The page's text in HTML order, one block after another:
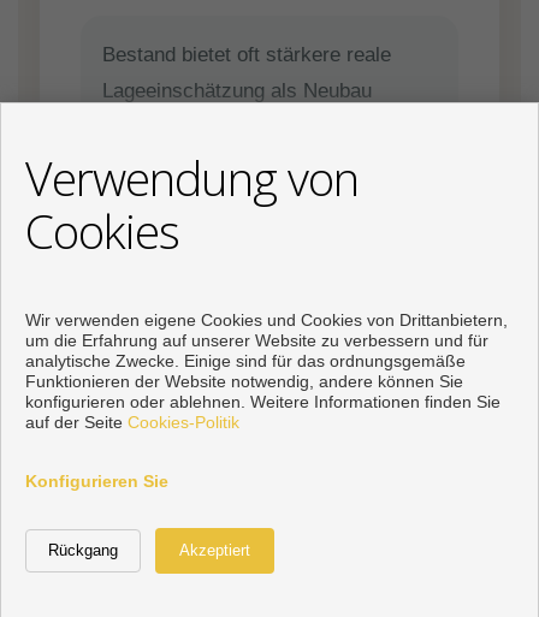
Bestand bietet oft stärkere reale
Lageeinschätzung als Neubau
In Andalusien fällt im Regelfall 7 %
ITP auf Bestandsimmobilien an
bei 1.000 € bis 2.000 €
Der Anwalt wird häufig mit etwa 1 %
teure Fehlentscheidungen und
Verwendung von
Cookies
Wir verwenden eigene Cookies und Cookies von Drittanbietern,
um die Erfahrung auf unserer Website zu verbessern und für
analytische Zwecke. Einige sind für das ordnungsgemäße
Funktionieren der Website notwendig, andere können Sie
konfigurieren oder ablehnen. Weitere Informationen finden Sie
auf der Seite Cookies-Politik
Konfigurieren Sie